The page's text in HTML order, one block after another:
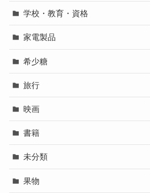
学校・教育・資格
家電製品
希少糖
旅行
映画
書籍
未分類
果物